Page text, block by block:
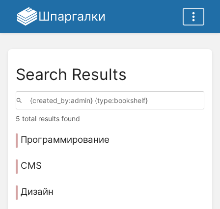
Шпаргалки
Search Results
5 total results found
Программирование
CMS
Дизайн